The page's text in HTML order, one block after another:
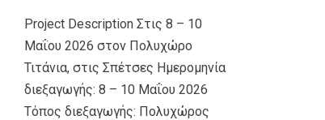
Project Description Στις 8 – 10
Μαΐου 2026 στον Πολυχώρο
Τιτάνια, στις Σπέτσες Ημερομηνία
διεξαγωγής: 8 – 10 Μαΐου 2026
Τόπος διεξαγωγής: Πολυχώρος